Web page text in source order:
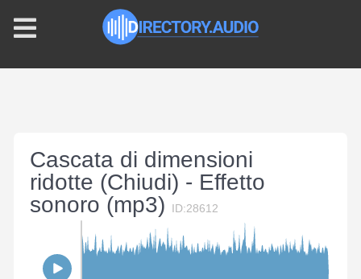
Cascata di dimensioni
ridotte (Chiudi) - Effetto
sonoro (mp3)
ID:28612